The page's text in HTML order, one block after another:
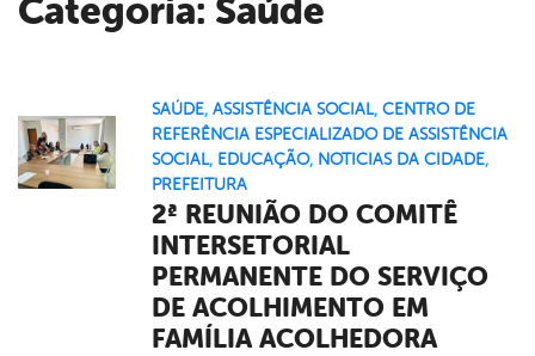
Categoria: Saúde
SAÚDE, ASSISTÊNCIA SOCIAL, CENTRO DE
REFERÊNCIA ESPECIALIZADO DE ASSISTÊNCIA
SOCIAL, EDUCAÇÃO, NOTICIAS DA CIDADE,
PREFEITURA
2ª REUNIÃO DO COMITÊ
INTERSETORIAL
PERMANENTE DO SERVIÇO
DE ACOLHIMENTO EM
FAMÍLIA ACOLHEDORA